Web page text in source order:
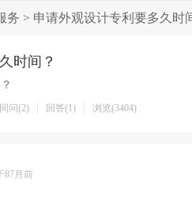
务 > 申请外观设计专利要多久时
时间？
同问(2) 回答(1) 浏览(3404)
87月前